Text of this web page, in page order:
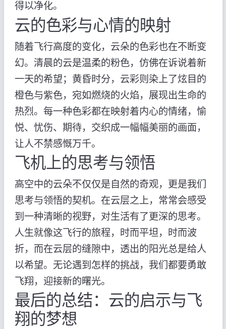
得以净化。
云的色彩与心情的映射
随着飞行高度的变化，云朵的色彩也在不断变
幻。清晨的云是温柔的粉色，仿佛在诉说着新
一天的希望；黄昏时分，云彩则染上了炫目的
橙色与紫色，宛如燃烧的火焰，展现出生命的
热烈。每一种色彩都在映射着内心的情绪，愉
悦、忧伤、期待，交织成一幅幅美丽的画面，
让人不禁感慨万千。
飞机上的思考与领悟
高空中的云朵不仅仅是自然的奇观，更是我们
思考与领悟的契机。在云层之上，常常会感受
到一种清晰的视野，对生活有了更深的思考。
人生就像这飞行的旅程，时而平坦，时而波
折，而在云层的缝隙中，透出的阳光总是给人
以希望。无论遇到怎样的挑战，我们都要勇敢
飞翔，迎接新的曙光。
最后的总结：云的启示与飞
翔的梦想